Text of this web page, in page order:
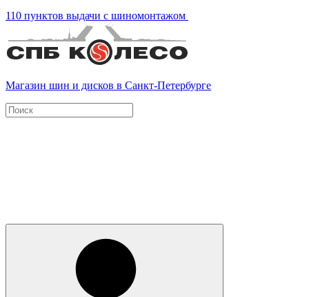
110 пунктов выдачи с шиномонтажом
Магазин шин и дисков в Санкт-Петербурге